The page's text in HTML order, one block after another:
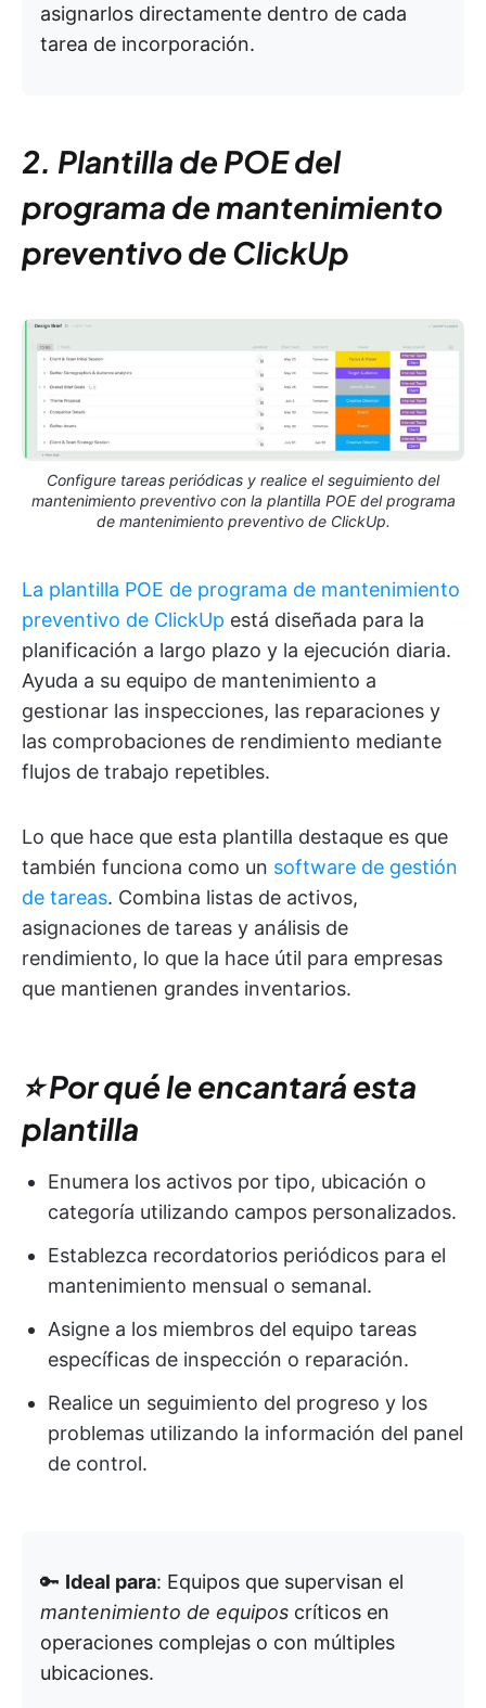
asignarlos directamente dentro de cada
tarea de incorporación.
2. Plantilla de POE del
programa de mantenimiento
preventivo de ClickUp
Configure tareas periódicas y realice el seguimiento del
mantenimiento preventivo con la plantilla POE del programa
de mantenimiento preventivo de ClickUp.
La plantilla POE de programa de mantenimiento
preventivo de ClickUp está diseñada para la
planificación a largo plazo y la ejecución diaria.
Ayuda a su equipo de mantenimiento a
gestionar las inspecciones, las reparaciones y
las comprobaciones de rendimiento mediante
flujos de trabajo repetibles.
Lo que hace que esta plantilla destaque es que
también funciona como un software de gestión
de tareas. Combina listas de activos,
asignaciones de tareas y análisis de
rendimiento, lo que la hace útil para empresas
que mantienen grandes inventarios.
⭐ Por qué le encantará esta
plantilla
Enumera los activos por tipo, ubicación o
categoría utilizando campos personalizados.
Establezca recordatorios periódicos para el
mantenimiento mensual o semanal.
Asigne a los miembros del equipo tareas
específicas de inspección o reparación.
Realice un seguimiento del progreso y los
problemas utilizando la información del panel
de control.
🔑 Ideal para: Equipos que supervisan el
mantenimiento de equipos críticos en
operaciones complejas o con múltiples
ubicaciones.